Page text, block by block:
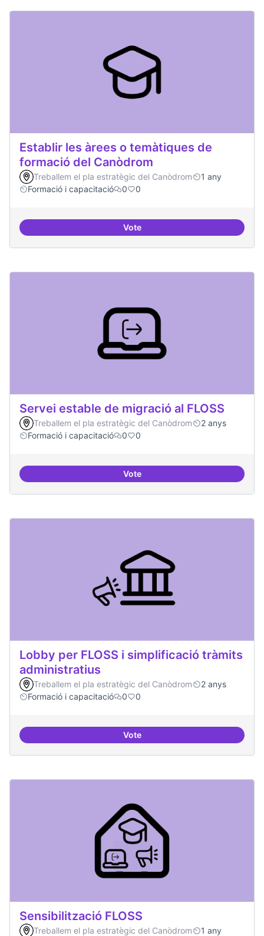
Establir les àrees o temàtiques de
formació del Canòdrom
Treballem el pla estratègic del Canòdrom
1 any
Formació i capacitació
0 0
VoteEstablir les àrees o temàtiques
Servei estable de migració al FLOSS
Treballem el pla estratègic del Canòdrom
2 anys
Formació i capacitació
0 0
VoteServei estable de migració al
Lobby per FLOSS i simplificació tràmits
administratius
Treballem el pla estratègic del Canòdrom
2 anys
Formació i capacitació
0 0
VoteLobby per FLOSS i
Sensibilització FLOSS
Treballem el pla estratègic del Canòdrom
1 any